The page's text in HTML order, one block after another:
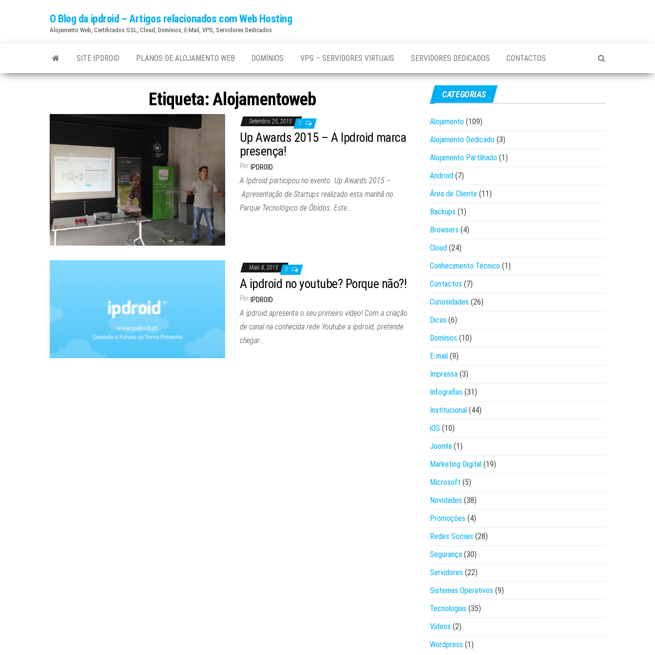
O Blog da ipdroid – Artigos relacionados com Web Hosting
Alojamento Web, Certificados SSL, Cloud, Domínios, E-Mail, VPS, Servidores Dedicados
SITE IPDROID PLANOS DE ALOJAMENTO WEB DOMÍNIOS VPS – SERVIDORES VIRTUAIS SERVIDORES DEDICADOS CONTACTOS
Etiqueta:Alojamentoweb
Setembro 25, 2015 0
Up Awards 2015 – A Ipdroid marca
presença!
Por IPDROID
A Ipdroid participou no evento Up Awards 2015 –
Apresentação de Startups realizado esta manhã no
Parque Tecnológico de Óbidos. Este…
Maio 8, 2015 0
A ipdroid no youtube? Porque não?!
Por IPDROID
A ipdroid apresenta o seu primeiro vídeo! Com a criação
de canal na conhecida rede Youtube a ipdroid, pretende
chegar…
CATEGORIAS
Alojamento (109)
Alojamento Dedicado (3)
Alojamento Partilhado (1)
Android (7)
Área de Cliente (11)
Backups (1)
Browsers (4)
Cloud (24)
Conhecimento Técnico (1)
Contactos (7)
Curiosidades (26)
Dicas (6)
Domínios (10)
E-mail (9)
Imprensa (3)
Infografias (31)
Institucional (44)
iOS (10)
Joomla (1)
Marketing Digital (19)
Microsoft (5)
Novidades (38)
Promoções (4)
Redes Sociais (28)
Segurança (30)
Servidores (22)
Sistemas Operativos (9)
Tecnologias (35)
Vídeos (2)
Wordpress (1)